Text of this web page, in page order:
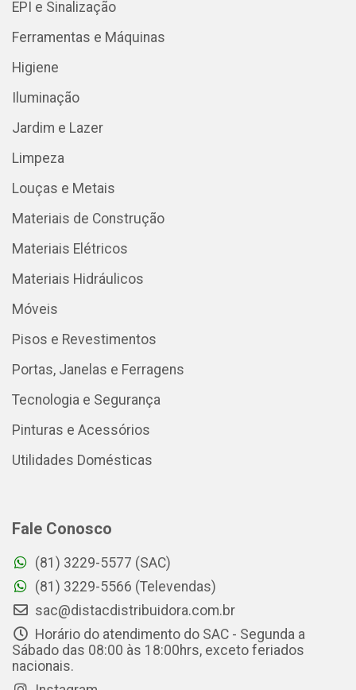
EPI e Sinalização
Ferramentas e Máquinas
Higiene
Iluminação
Jardim e Lazer
Limpeza
Louças e Metais
Materiais de Construção
Materiais Elétricos
Materiais Hidráulicos
Móveis
Pisos e Revestimentos
Portas, Janelas e Ferragens
Tecnologia e Segurança
Pinturas e Acessórios
Utilidades Domésticas
Fale Conosco
(81) 3229-5577 (SAC)
(81) 3229-5566 (Televendas)
sac@distacdistribuidora.com.br
Horário do atendimento do SAC - Segunda a
Sábado das 08:00 às 18:00hrs, exceto feriados
nacionais.